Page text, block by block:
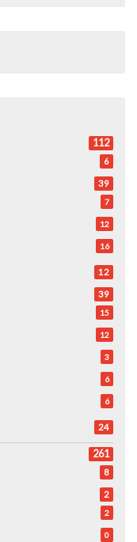
112
6
39
7
12
16
12
39
15
12
3
6
6
24
261
8
2
2
0